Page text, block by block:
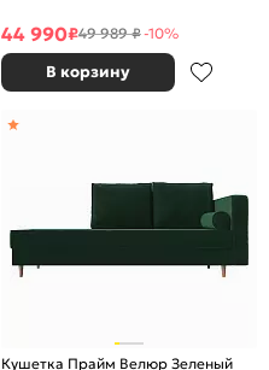
44 990₽49 989 ₽-10%
В корзину
Кушетка Прайм Велюр Зеленый